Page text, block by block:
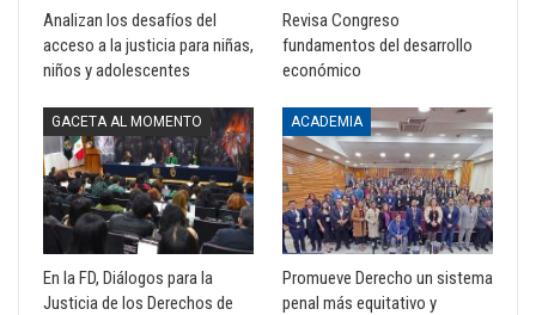
Analizan los desafíos del
acceso a la justicia para niñas,
niños y adolescentes
Revisa Congreso
fundamentos del desarrollo
económico
GACETA AL MOMENTO
En la FD, Diálogos para la
Justicia de los Derechos de
ACADEMIA
Promueve Derecho un sistema
penal más equitativo y